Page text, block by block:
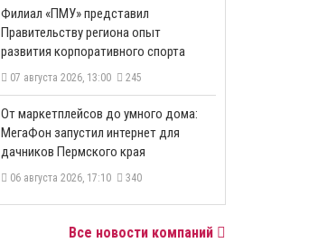
​Филиал «ПМУ» представил
Правительству региона опыт
развития корпоративного спорта
07 августа 2026, 13:00 245
От маркетплейсов до умного дома:
МегаФон запустил интернет для
дачников Пермского края
06 августа 2026, 17:10 340
Все новости компаний